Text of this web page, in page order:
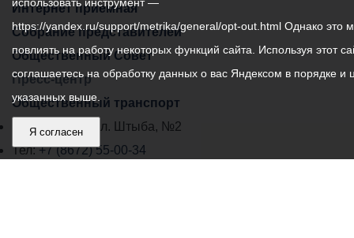
Интернет приемная
Собрание представителей
Общественный Совет
Пресс-центр
Общественный транспорт
Владикавказ, пл. Штыба, №2
Тел:+7 (8672) 55-00-34
https://yandex.ru/support/metrika/general/opt-out.html Однако это
повлиять на работу некоторых функций сайта. Используя этот
соглашаетесь на обработку данных о вас Яндексом в порядке и
указанных выше.
Я согласен